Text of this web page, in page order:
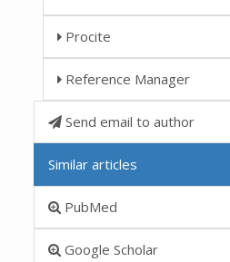
Procite
Reference Manager
Send email to author
Similar articles
PubMed
Google Scholar